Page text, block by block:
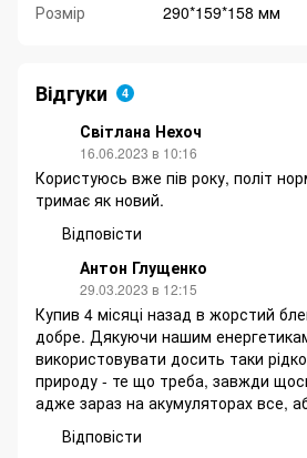
Розмір
290*159*158 мм
Відгуки 4
Світлана Нехоч
16.06.2023 в 10:16
Користуюсь вже пів року, політ
тримає як новий.
Відповісти
Антон Глущенко
29.03.2023 в 12:15
Купив 4 місяці назад в жорстий
добре. Дякуючи нашим
використовувати досить таки
природу - те що треба, завжди
адже зараз на акумуляторах все,
Відповісти